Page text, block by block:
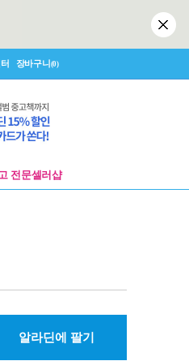
장바구니(0)
전문셀러샵
알라딘에 팔기